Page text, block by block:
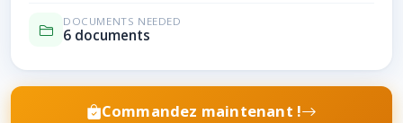
DOCUMENTS NEEDED
6 documents
Commandez maintenant !